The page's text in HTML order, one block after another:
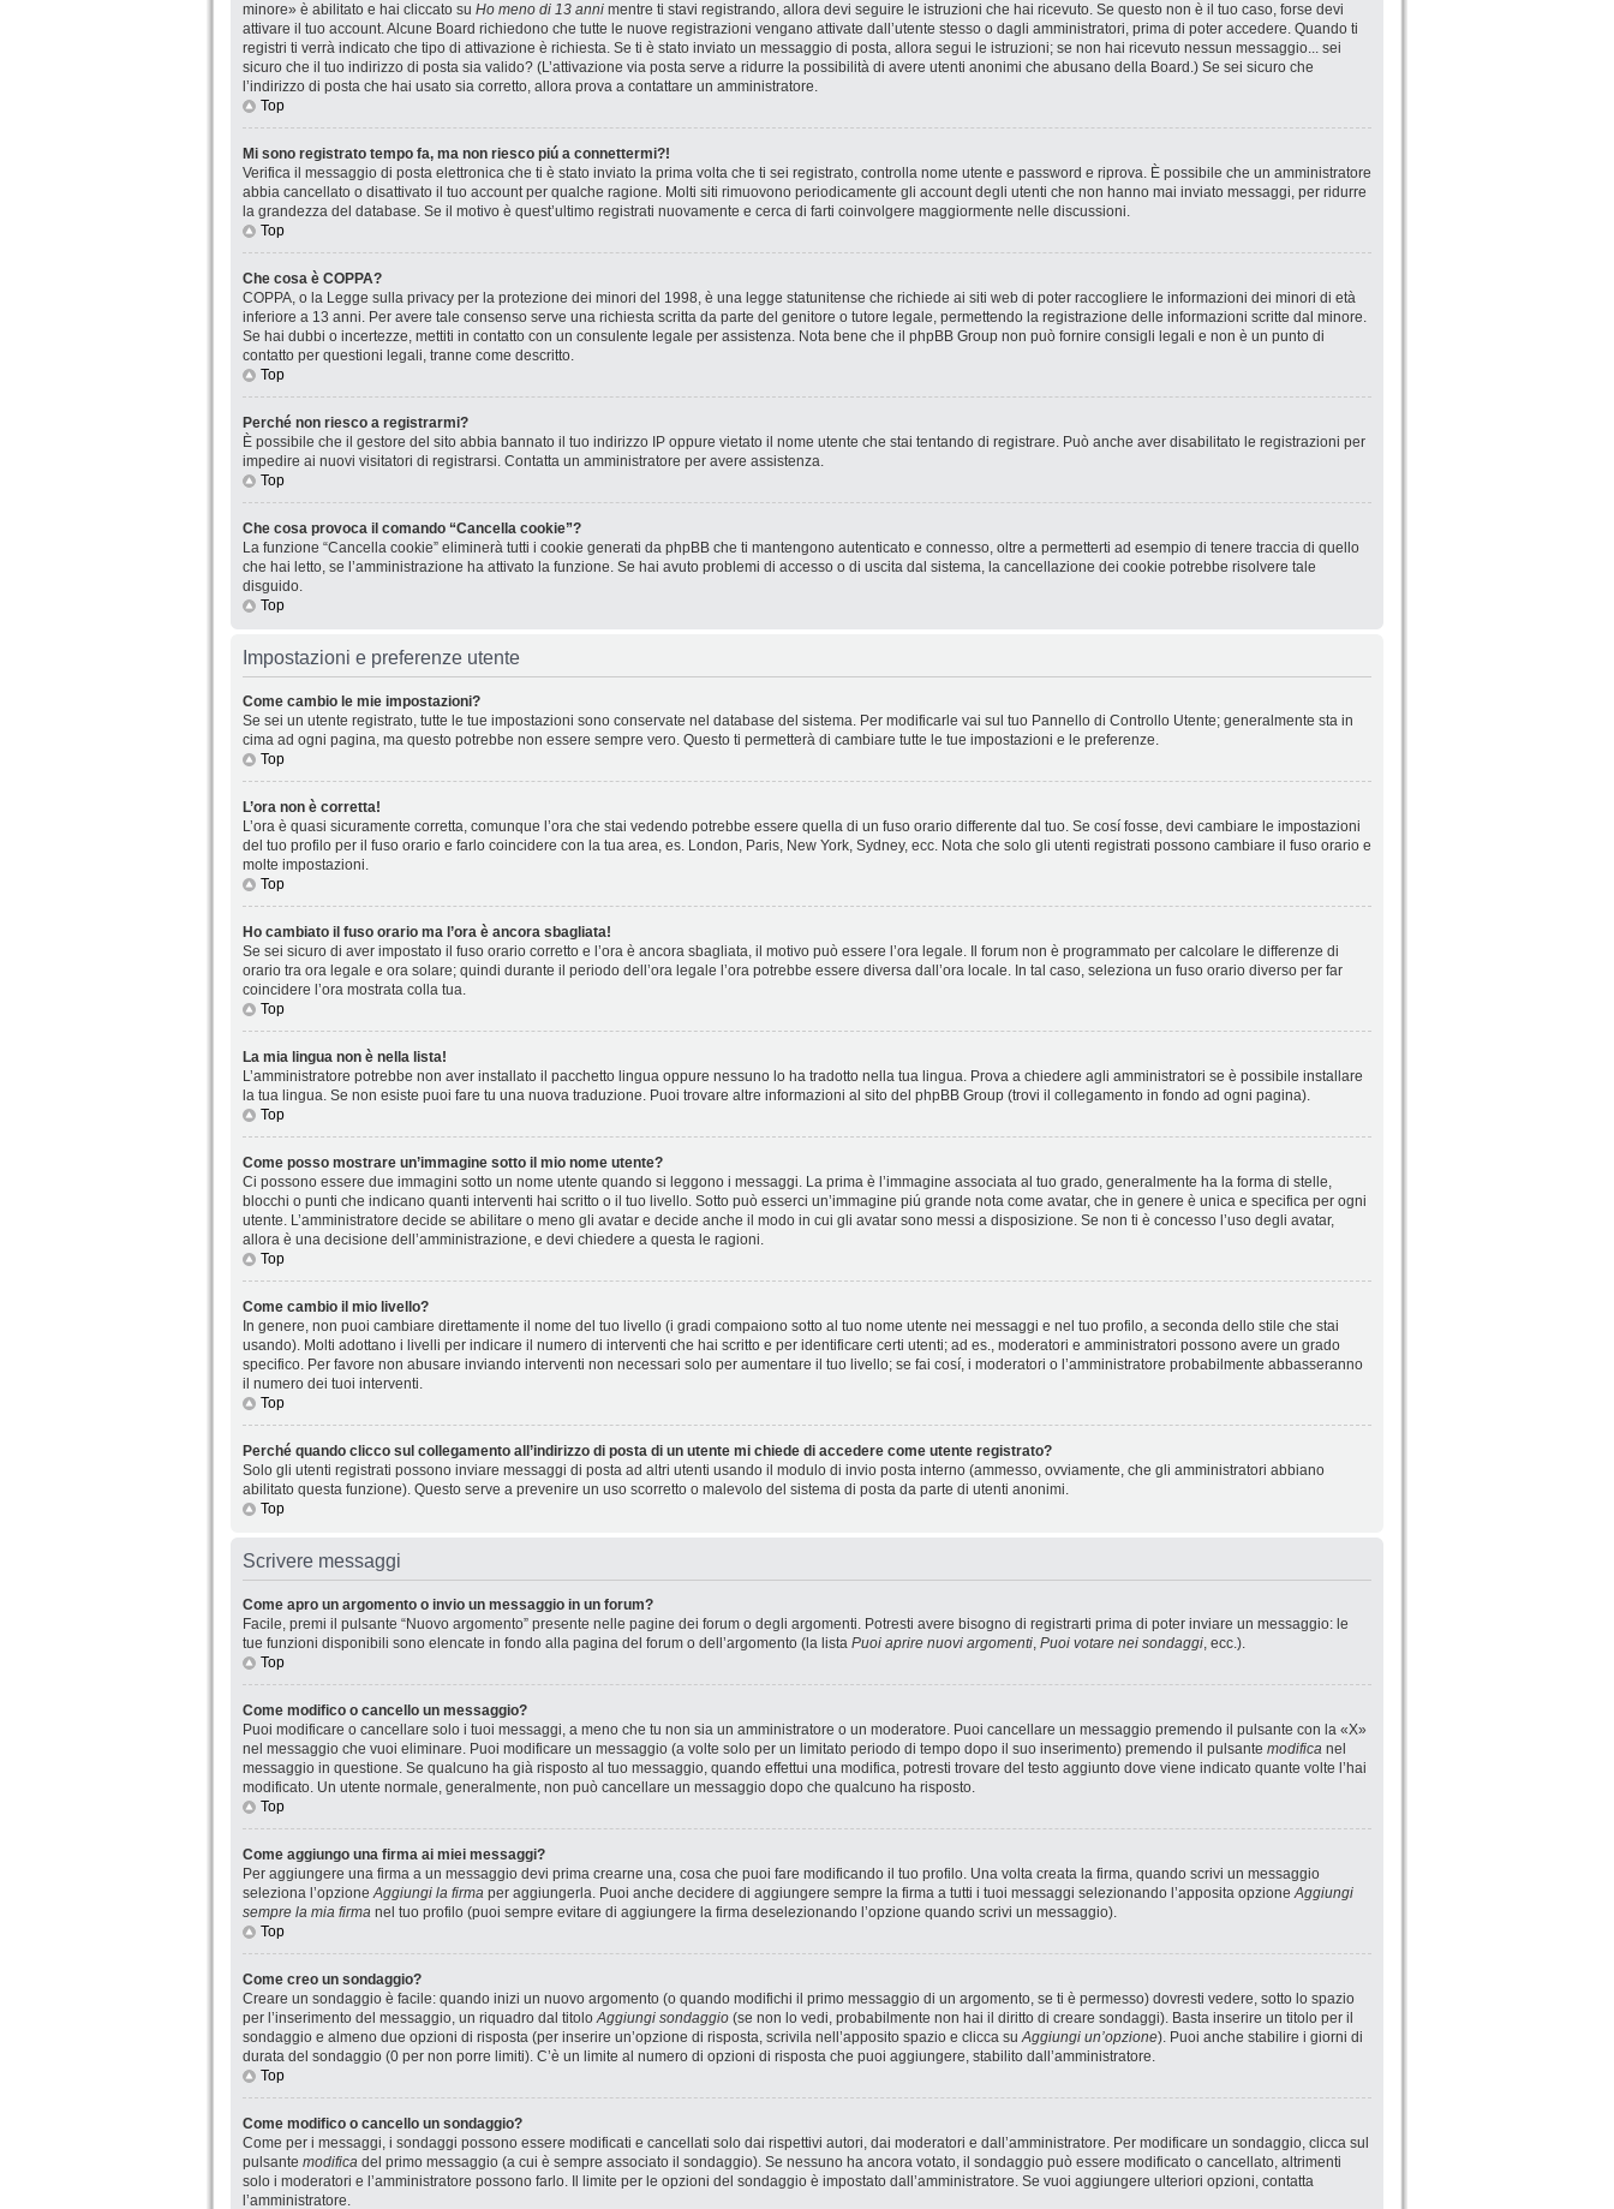
minore» è abilitato e hai cliccato su Ho meno di 13 anni mentre ti stavi registrando, allora devi seguire le istruzioni che hai ricevuto. Se questo non è il tuo caso, forse devi
attivare il tuo account. Alcune Board richiedono che tutte le nuove registrazioni vengano attivate dall’utente stesso o dagli amministratori, prima di poter accedere. Quando ti
registri ti verrà indicato che tipo di attivazione è richiesta. Se ti è stato inviato un messaggio di posta, allora segui le istruzioni; se non hai ricevuto nessun messaggio... sei
sicuro che il tuo indirizzo di posta sia valido? (L’attivazione via posta serve a ridurre la possibilità di avere utenti anonimi che abusano della Board.) Se sei sicuro che
l’indirizzo di posta che hai usato sia corretto, allora prova a contattare un amministratore.
Top
Mi sono registrato tempo fa, ma non riesco piú a connettermi?!
Verifica il messaggio di posta elettronica che ti è stato inviato la prima volta che ti sei registrato, controlla nome utente e password e riprova. È possibile che un amministratore
abbia cancellato o disattivato il tuo account per qualche ragione. Molti siti rimuovono periodicamente gli account degli utenti che non hanno mai inviato messaggi, per ridurre
la grandezza del database. Se il motivo è quest’ultimo registrati nuovamente e cerca di farti coinvolgere maggiormente nelle discussioni.
Top
Che cosa è COPPA?
COPPA, o la Legge sulla privacy per la protezione dei minori del 1998, è una legge statunitense che richiede ai siti web di poter raccogliere le informazioni dei minori di età
inferiore a 13 anni. Per avere tale consenso serve una richiesta scritta da parte del genitore o tutore legale, permettendo la registrazione delle informazioni scritte dal minore.
Se hai dubbi o incertezze, mettiti in contatto con un consulente legale per assistenza. Nota bene che il phpBB Group non può fornire consigli legali e non è un punto di
contatto per questioni legali, tranne come descritto.
Top
Perché non riesco a registrarmi?
È possibile che il gestore del sito abbia bannato il tuo indirizzo IP oppure vietato il nome utente che stai tentando di registrare. Può anche aver disabilitato le registrazioni per
impedire ai nuovi visitatori di registrarsi. Contatta un amministratore per avere assistenza.
Top
Che cosa provoca il comando “Cancella cookie”?
La funzione “Cancella cookie” eliminerà tutti i cookie generati da phpBB che ti mantengono autenticato e connesso, oltre a permetterti ad esempio di tenere traccia di quello
che hai letto, se l’amministrazione ha attivato la funzione. Se hai avuto problemi di accesso o di uscita dal sistema, la cancellazione dei cookie potrebbe risolvere tale
disguido.
Top
Impostazioni e preferenze utente
Come cambio le mie impostazioni?
Se sei un utente registrato, tutte le tue impostazioni sono conservate nel database del sistema. Per modificarle vai sul tuo Pannello di Controllo Utente; generalmente sta in
cima ad ogni pagina, ma questo potrebbe non essere sempre vero. Questo ti permetterà di cambiare tutte le tue impostazioni e le preferenze.
Top
L’ora non è corretta!
L’ora è quasi sicuramente corretta, comunque l’ora che stai vedendo potrebbe essere quella di un fuso orario differente dal tuo. Se cosí fosse, devi cambiare le impostazioni
del tuo profilo per il fuso orario e farlo coincidere con la tua area, es. London, Paris, New York, Sydney, ecc. Nota che solo gli utenti registrati possono cambiare il fuso orario e
molte impostazioni.
Top
Ho cambiato il fuso orario ma l’ora è ancora sbagliata!
Se sei sicuro di aver impostato il fuso orario corretto e l’ora è ancora sbagliata, il motivo può essere l’ora legale. Il forum non è programmato per calcolare le differenze di
orario tra ora legale e ora solare; quindi durante il periodo dell’ora legale l’ora potrebbe essere diversa dall’ora locale. In tal caso, seleziona un fuso orario diverso per far
coincidere l’ora mostrata colla tua.
Top
La mia lingua non è nella lista!
L’amministratore potrebbe non aver installato il pacchetto lingua oppure nessuno lo ha tradotto nella tua lingua. Prova a chiedere agli amministratori se è possibile installare
la tua lingua. Se non esiste puoi fare tu una nuova traduzione. Puoi trovare altre informazioni al sito del phpBB Group (trovi il collegamento in fondo ad ogni pagina).
Top
Come posso mostrare un’immagine sotto il mio nome utente?
Ci possono essere due immagini sotto un nome utente quando si leggono i messaggi. La prima è l’immagine associata al tuo grado, generalmente ha la forma di stelle,
blocchi o punti che indicano quanti interventi hai scritto o il tuo livello. Sotto può esserci un’immagine piú grande nota come avatar, che in genere è unica e specifica per ogni
utente. L’amministratore decide se abilitare o meno gli avatar e decide anche il modo in cui gli avatar sono messi a disposizione. Se non ti è concesso l’uso degli avatar,
allora è una decisione dell’amministrazione, e devi chiedere a questa le ragioni.
Top
Come cambio il mio livello?
In genere, non puoi cambiare direttamente il nome del tuo livello (i gradi compaiono sotto al tuo nome utente nei messaggi e nel tuo profilo, a seconda dello stile che stai
usando). Molti adottano i livelli per indicare il numero di interventi che hai scritto e per identificare certi utenti; ad es., moderatori e amministratori possono avere un grado
specifico. Per favore non abusare inviando interventi non necessari solo per aumentare il tuo livello; se fai cosí, i moderatori o l’amministratore probabilmente abbasseranno
il numero dei tuoi interventi.
Top
Perché quando clicco sul collegamento all’indirizzo di posta di un utente mi chiede di accedere come utente registrato?
Solo gli utenti registrati possono inviare messaggi di posta ad altri utenti usando il modulo di invio posta interno (ammesso, ovviamente, che gli amministratori abbiano
abilitato questa funzione). Questo serve a prevenire un uso scorretto o malevolo del sistema di posta da parte di utenti anonimi.
Top
Scrivere messaggi
Come apro un argomento o invio un messaggio in un forum?
Facile, premi il pulsante “Nuovo argomento” presente nelle pagine dei forum o degli argomenti. Potresti avere bisogno di registrarti prima di poter inviare un messaggio: le
tue funzioni disponibili sono elencate in fondo alla pagina del forum o dell’argomento (la lista Puoi aprire nuovi argomenti, Puoi votare nei sondaggi, ecc.).
Top
Come modifico o cancello un messaggio?
Puoi modificare o cancellare solo i tuoi messaggi, a meno che tu non sia un amministratore o un moderatore. Puoi cancellare un messaggio premendo il pulsante con la «X»
nel messaggio che vuoi eliminare. Puoi modificare un messaggio (a volte solo per un limitato periodo di tempo dopo il suo inserimento) premendo il pulsante modifica nel
messaggio in questione. Se qualcuno ha già risposto al tuo messaggio, quando effettui una modifica, potresti trovare del testo aggiunto dove viene indicato quante volte l’hai
modificato. Un utente normale, generalmente, non può cancellare un messaggio dopo che qualcuno ha risposto.
Top
Come aggiungo una firma ai miei messaggi?
Per aggiungere una firma a un messaggio devi prima crearne una, cosa che puoi fare modificando il tuo profilo. Una volta creata la firma, quando scrivi un messaggio
seleziona l’opzioneAggiungi la firma per aggiungerla. Puoi anche decidere di aggiungere sempre la firma a tutti i tuoi messaggi selezionando l’apposita opzioneAggiungi
sempre la mia firma nel tuo profilo (puoi sempre evitare di aggiungere la firma deselezionando l’opzione quando scrivi un messaggio).
Top
Come creo un sondaggio?
Creare un sondaggio è facile: quando inizi un nuovo argomento (o quando modifichi il primo messaggio di un argomento, se ti è permesso) dovresti vedere, sotto lo spazio
per l’inserimento del messaggio, un riquadro dal titoloAggiungi sondaggio (se non lo vedi, probabilmente non hai il diritto di creare sondaggi). Basta inserire un titolo per il
sondaggio e almeno due opzioni di risposta (per inserire un’opzione di risposta, scrivila nell’apposito spazio e clicca suAggiungi un’opzione). Puoi anche stabilire i giorni di
durata del sondaggio (0 per non porre limiti). C’è un limite al numero di opzioni di risposta che puoi aggiungere, stabilito dall’amministratore.
Top
Come modifico o cancello un sondaggio?
Come per i messaggi, i sondaggi possono essere modificati e cancellati solo dai rispettivi autori, dai moderatori e dall’amministratore. Per modificare un sondaggio, clicca sul
pulsante modifica del primo messaggio (a cui è sempre associato il sondaggio). Se nessuno ha ancora votato, il sondaggio può essere modificato o cancellato, altrimenti
solo i moderatori e l’amministratore possono farlo. Il limite per le opzioni del sondaggio è impostato dall’amministratore. Se vuoi aggiungere ulteriori opzioni, contatta
l’amministratore.